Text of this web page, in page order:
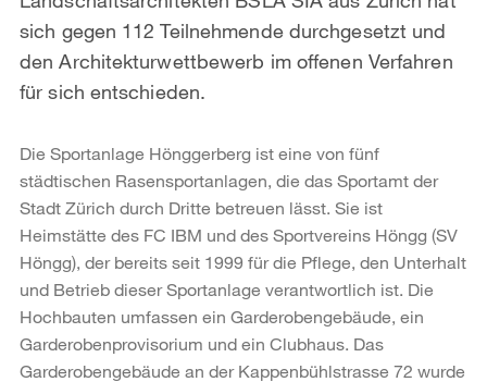
sich gegen 112 Teilnehmende durchgesetzt und
den Architekturwettbewerb im offenen Verfahren
für sich entschieden.
Die Sportanlage Hönggerberg ist eine von fünf
städtischen Rasensportanlagen, die das Sportamt der
Stadt Zürich durch Dritte betreuen lässt. Sie ist
Heimstätte des FC IBM und des Sportvereins Höngg (SV
Höngg), der bereits seit 1999 für die Pflege, den Unterhalt
und Betrieb dieser Sportanlage verantwortlich ist. Die
Hochbauten umfassen ein Garderobengebäude, ein
Garderobenprovisorium und ein Clubhaus. Das
Garderobengebäude an der Kappenbühlstrasse 72 wurde